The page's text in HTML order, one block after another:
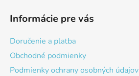
Informácie pre vás
Doručenie a platba
Obchodné podmienky
Podmienky ochrany osobných údajov